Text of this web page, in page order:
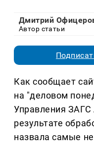
Дмитрий
Автор статьи
Как сообщает
на "деловом
Управления
результате
назвала самые